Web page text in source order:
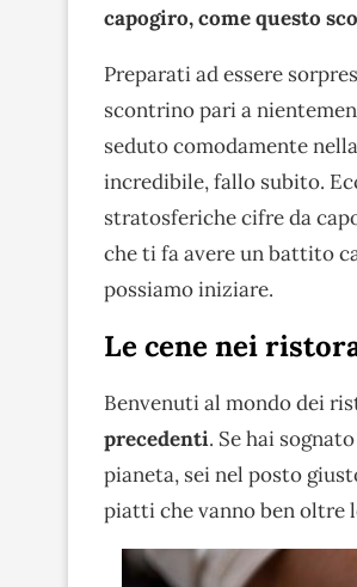
capogiro, come questo
Preparati ad essere
scontrino pari a
seduto comodamente
incredibile, fallo subito.
stratosferiche cifre da
che ti fa avere un battito
possiamo iniziare.
Le cene nei
Benvenuti al mondo dei
precedenti. Se hai
pianeta, sei nel posto
piatti che vanno ben oltre